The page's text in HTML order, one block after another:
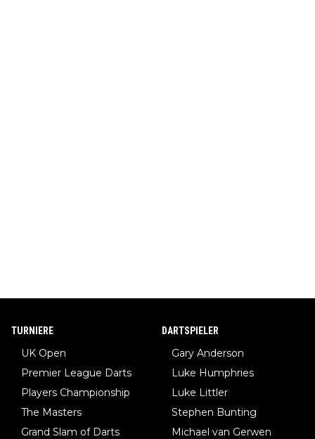
TURNIERE
UK Open
Premier League Darts
Players Championship
The Masters
Grand Slam of Darts
DARTSPIELER
Gary Anderson
Luke Humphries
Luke Littler
Stephen Bunting
Michael van Gerwen